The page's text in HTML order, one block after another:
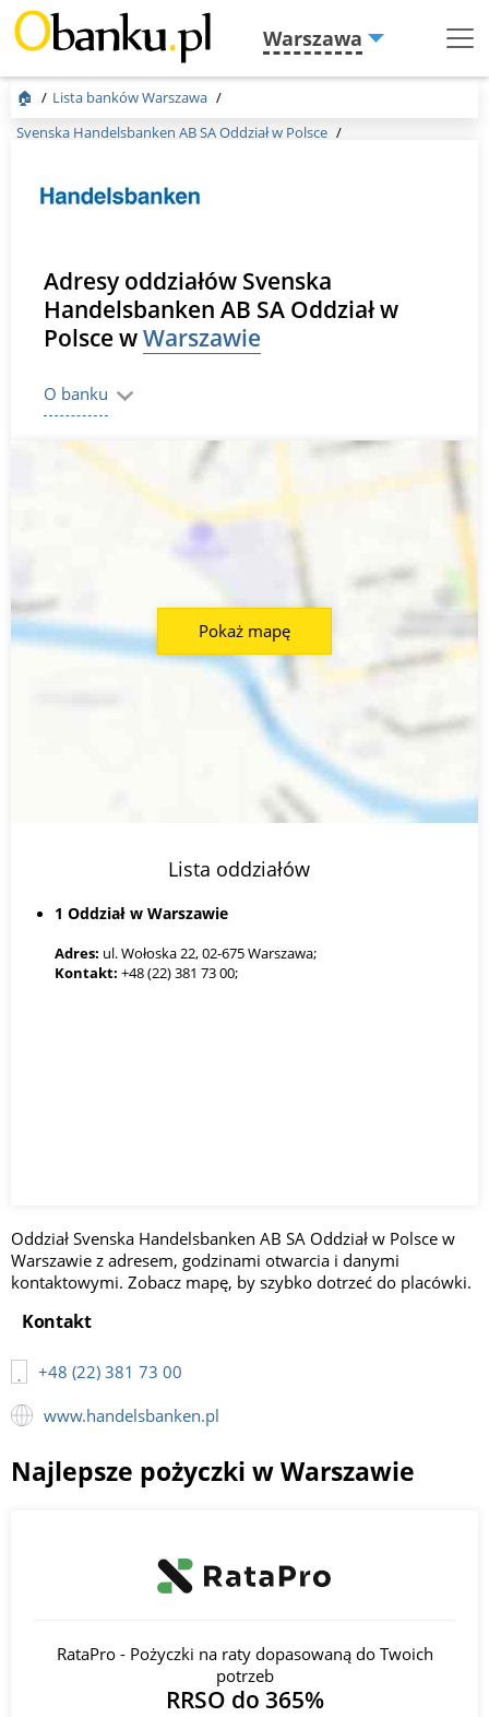
Warszawa
Menu
🏠
Lista banków Warszawa
Svenska Handelsbanken AB SA Oddział w Polsce
Adresy oddziałów Svenska
Handelsbanken AB SA Oddział w
Polsce wWarszawie
O banku
Lista oddziałów
1 Oddział w Warszawie
Adres: ul. Wołoska 22, 02-675 Warszawa;
Kontakt: +48 (22) 381 73 00;
Pokaż mapę
Oddział Svenska Handelsbanken AB SA Oddział w Polsce w
Warszawie z adresem, godzinami otwarcia i danymi
kontaktowymi. Zobacz mapę, by szybko dotrzeć do placówki.
Kontakt
+48 (22) 381 73 00
www.handelsbanken.pl
Najlepsze pożyczki w Warszawie
RataPro - Pożyczki na raty dopasowaną do Twoich
potrzeb
RRSO do 365%